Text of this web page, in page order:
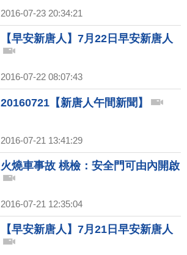
2016-07-23 20:34:21
【早安新唐人】7月22日早安新唐人
2016-07-22 08:07:43
20160721【新唐人午間新聞】
2016-07-21 13:41:29
火燒車事故 桃檢：安全門可由內開啟
2016-07-21 12:35:04
【早安新唐人】7月21日早安新唐人